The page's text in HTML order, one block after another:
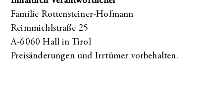
Familie Rottensteiner-Hofmann
Reimmichlstraße 25
A-6060 Hall in Tirol
Preisänderungen und Irrtümer vorbehalten.